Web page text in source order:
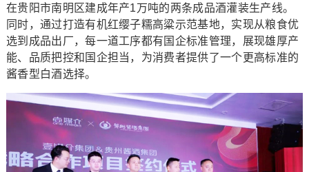
在贵阳市南明区建成年产1万吨的两条成品酒灌装生产线。
同时，通过打造有机红缨子糯高粱示范基地，实现从粮食优
选到成品出厂，每一道工序都有国企标准管理，展现雄厚产
能、品质把控和国企担当，为消费者提供了一个更高标准的
酱香型白酒选择。